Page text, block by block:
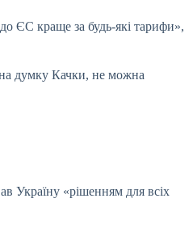
ЄС краще за будь-які тарифи»,
на думку Качки, не можна
Україну «рішенням для всіх